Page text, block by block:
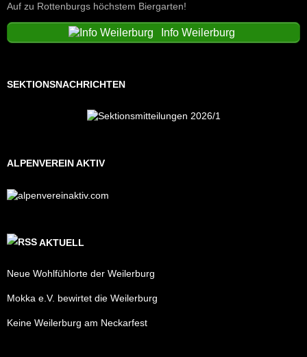
Auf zu Rottenburgs höchstem Biergarten!
Info Weilerburg
SEKTIONSNACHRICHTEN
ALPENVEREIN AKTIV
AKTUELL
Neue Wohlfühlorte der Weilerburg
Mokka e.V. bewirtet die Weilerburg
Keine Weilerburg am Neckarfest